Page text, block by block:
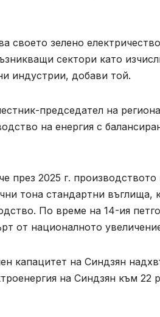
своето зелено
сектори като
индустрии, добави той.
председател на
на енергия с
през 2025 г.
тона стандартни въглища,
По време на 14-ия
от националното
капацитет на Синдзян
на Синдзян към 22